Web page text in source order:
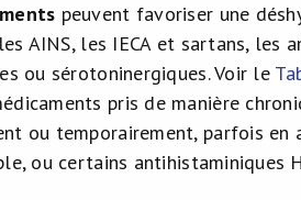
peuvent favoriser une
AINS, les IECA et sartans, les
ou sérotoninergiques. Voir le
pris de manière
ou temporairement, parfois
ou certains antihistaminiques H